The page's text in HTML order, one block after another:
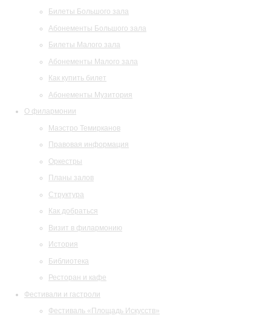
Билеты Большого зала
Абонементы Большого зала
Билеты Малого зала
Абонементы Малого зала
Как купить билет
Абонементы Музитория
О филармонии
Маэстро Темирканов
Правовая информация
Оркестры
Планы залов
Структура
Как добраться
Визит в филармонию
История
Библиотека
Ресторан и кафе
Фестивали и гастроли
Фестиваль «Площадь Искусств»